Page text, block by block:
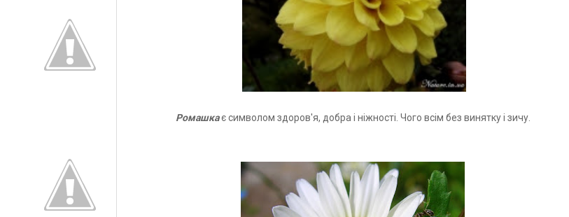
Ромашкає символом здоров'я, добра і ніжності. Чого всім без винятку і зичу.